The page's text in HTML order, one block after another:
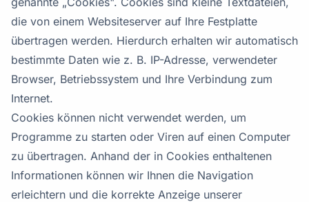
die von einem Websiteserver auf Ihre Festplatte
übertragen werden. Hierdurch erhalten wir automatisch
bestimmte Daten wie z. B. IP-Adresse, verwendeter
Browser, Betriebssystem und Ihre Verbindung zum
Internet.
Cookies können nicht verwendet werden, um
Programme zu starten oder Viren auf einen Computer
zu übertragen. Anhand der in Cookies enthaltenen
Informationen können wir Ihnen die Navigation
erleichtern und die korrekte Anzeige unserer